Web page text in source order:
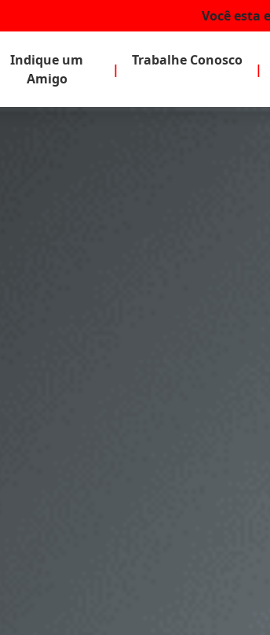
Você esta
Indique um
Amigo
|
Trabalhe Conosco
|